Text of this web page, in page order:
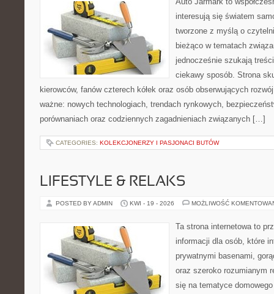
interesują się światem
tworzone z myślą o
bieżąco w tematach
jednocześnie szukają
ciekawy sposób. Strona
kierowców, fanów czterech kółek oraz osób obserwujących
ważne: nowych technologiach, trendach rynkowych,
porównaniach oraz codziennych zagadnieniach związanych […]
CATEGORIES: KOLEKCJONERZY I PASJONACI BUTÓW
LIFESTYLE & RELAKS
POSTED BY ADMIN KWI - 19 - 2026 MOŻLIWOŚĆ
Ta strona internetowa to
informacji dla osób, które
prywatnymi basenami,
oraz szeroko rozumianym
się na tematyce